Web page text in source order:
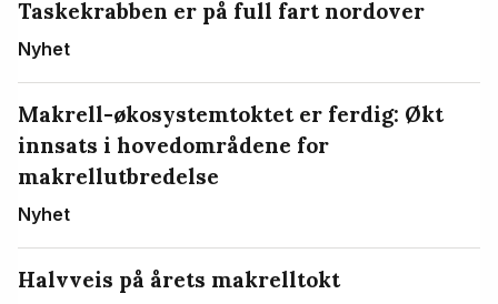
Taskekrabben er på full fart nordover
Nyhet
Makrell-økosystemtoktet er ferdig: Økt
innsats i hovedområdene for
makrellutbredelse
Nyhet
Halvveis på årets makrelltokt